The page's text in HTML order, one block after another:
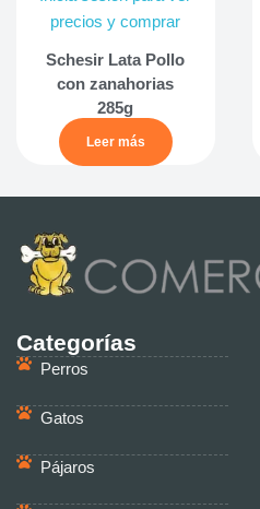
precios y comprar
Schesir Lata Pollo
con zanahorias
285g
Leer más
Categorías
Perros
Gatos
Pájaros